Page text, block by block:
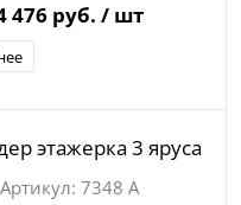
476 руб. / шт
этажерка 3 яруса
7348 А